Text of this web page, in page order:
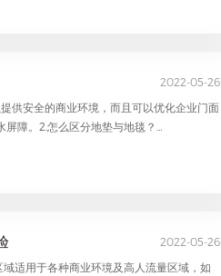
2022-05-26
供安全的商业环境，而且可以优化企业门面
障。2.怎么区分地垫与地毯？…
2022-05-26
适用于各种商业环境及高人流量区域，如